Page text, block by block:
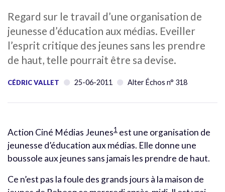
Regard sur le travail d’une organisation de
jeunesse d’éducation aux médias. Eveiller
l’esprit critique des jeunes sans les prendre
de haut, telle pourrait être sa devise.
CÉDRIC VALLET 25-06-2011 Alter Échos n° 318
Action Ciné Médias Jeunes1 est une organisation de
jeunesse d’éducation aux médias. Elle donne une
boussole aux jeunes sans jamais les prendre de haut.
Ce n’est pas la foule des grands jours à la maison de